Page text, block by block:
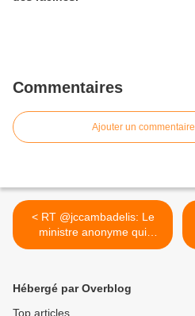
Commentaires
Ajouter un commentaire
< RT @jccambadelis: Le
ministre anonyme qui
propose...
Hébergé par Overblog
Top articles